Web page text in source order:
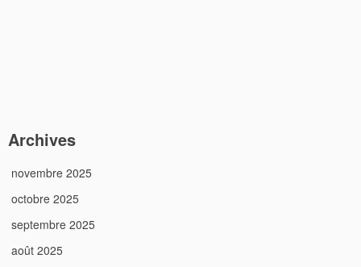
Archives
novembre 2025
octobre 2025
septembre 2025
août 2025